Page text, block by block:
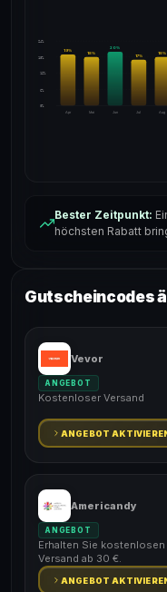
24%
18%
12%
6%
0%
Apr
19%
Mai
18%
Jun
20%
Jul
17%
Aug
18%
Bester Zeitpunkt:
höchsten Rabatt
Gutscheincodes
Vevor
ANGEBOT
Kostenloser Versand
ANGEBOT
Americandy
ANGEBOT
Erhalten Sie kostenlosen
Versand ab 30 €.
ANGEBOT